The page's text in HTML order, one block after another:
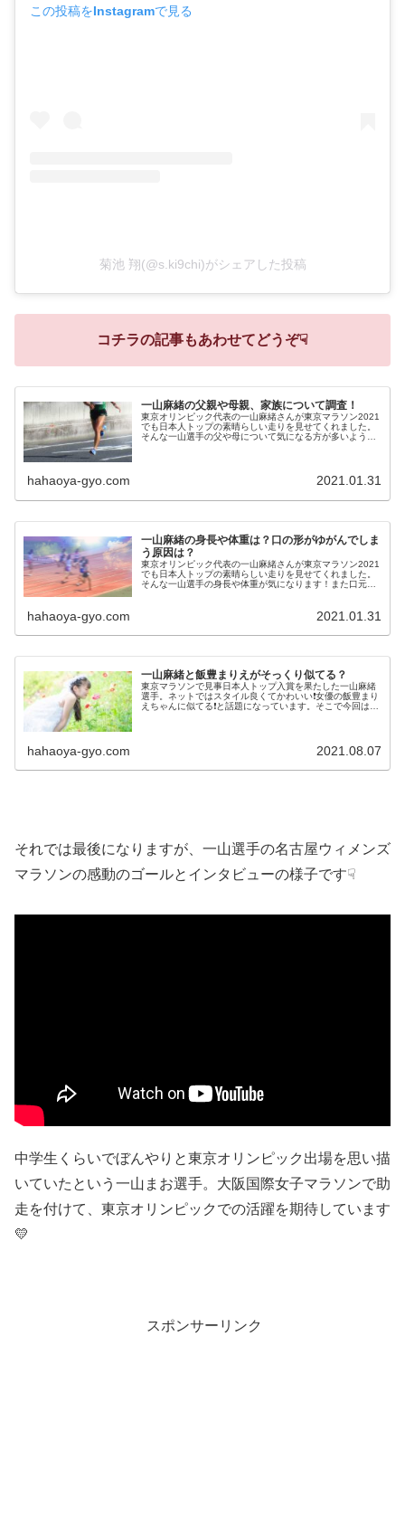
この投稿をInstagramで見る
菊池 翔(@s.ki9chi)がシェアした投稿
コチラの記事もあわせてどうぞ☟
一山麻緒の父親や母親、家族について調査！
東京オリンピック代表の一山麻緒さんが東京マラソン2021
でも日本人トップの素晴らしい走りを見せてくれました。
そんな一山選手の父や母について気になる方が多いようで
hahaoya-gyo.com 2021.01.31
一山麻緒の身長や体重は？口の形がゆがんでしま
う原因は？
東京オリンピック代表の一山麻緒さんが東京マラソン2021
でも日本人トップの素晴らしい走りを見せてくれました。
そんな一山選手の身長や体重が気になります！また口元の
hahaoya-gyo.com 2021.01.31
一山麻緒と飯豊まりえがそっくり似てる？
東京マラソンで見事日本人トップ入賞を果たした一山麻緒
選手。ネットではスタイル良くてかわいい❗女優の飯豊まり
えちゃんに似てる❗と話題になっています。そこで今回は、
hahaoya-gyo.com 2021.08.07
それでは最後になりますが、一山選手の名古屋ウィメンズ
マラソンの感動のゴールとインタビューの様子です☟
中学生くらいでぼんやりと東京オリンピック出場を思い描
いていたという一山まお選手。大阪国際女子マラソンで助
走を付けて、東京オリンピックでの活躍を期待しています
💛
スポンサーリンク